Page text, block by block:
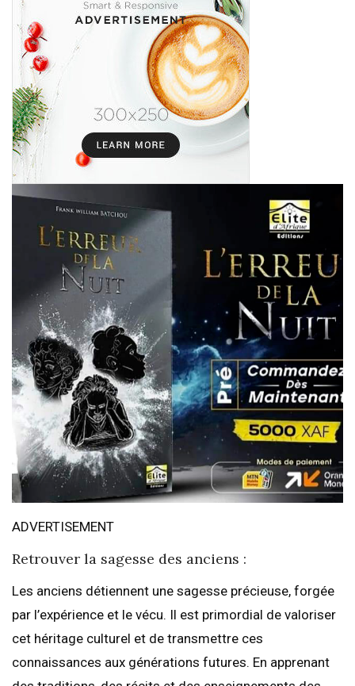
ADVERTISEMENT
Retrouver la sagesse des anciens :
Les anciens détiennent une sagesse précieuse, forgée
par l’expérience et le vécu. Il est primordial de valoriser
cet héritage culturel et de transmettre ces
connaissances aux générations futures. En apprenant